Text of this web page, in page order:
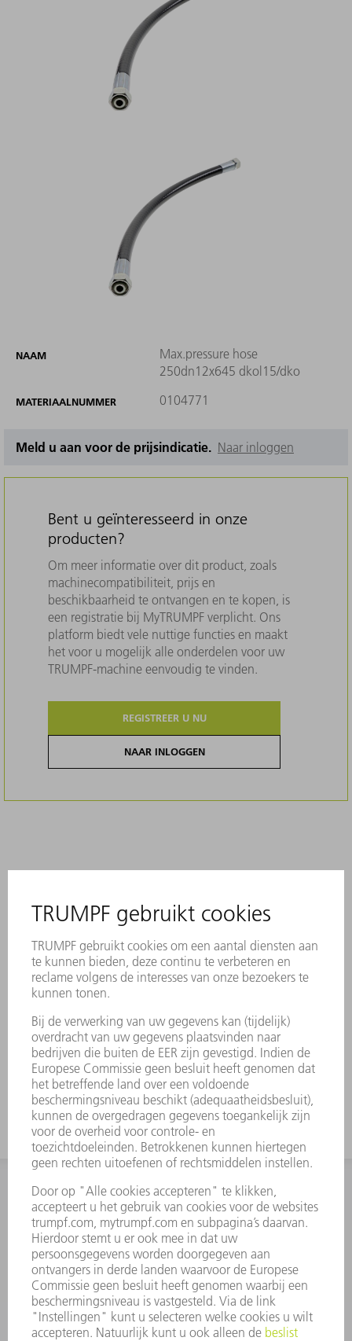
NAAM
Max.pressure hose
250dn12x645 dkol15/dko
MATERIAALNUMMER 0104771
Meld u aan voor de prijsindicatie. Naar inloggen
Bent u geïnteresseerd in onze
producten?
Om meer informatie over dit product, zoals
machinecompatibiliteit, prijs en
beschikbaarheid te ontvangen en te kopen, is
een registratie bij MyTRUMPF verplicht. Ons
platform biedt vele nuttige functies en maakt
het voor u mogelijk alle onderdelen voor uw
TRUMPF-machine eenvoudig te vinden.
REGISTREER U NU
NAAR INLOGGEN
INFORMATIE
Veel gestelde vragen
Algemene voorwaarden
CONTACT
+31 88 4002 400
Ma. - vr. 8.00 - 17.00 uur
onderdelen.tnl@de.trumpf.com